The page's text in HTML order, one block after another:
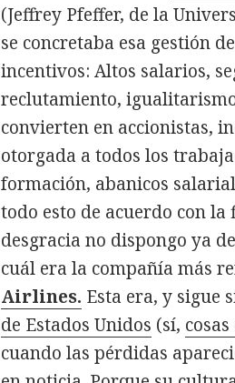
(Jeffrey Pfeffer, de la
se concretaba esa gestión
incentivos: Altos salarios,
reclutamiento,
convierten en accionistas,
otorgada a todos los
formación, abanicos
todo esto de acuerdo con
desgracia no dispongo ya
cuál era la compañía más
Airlines. Esta era, y sigue
de Estados Unidos (sí,
cuando las pérdidas